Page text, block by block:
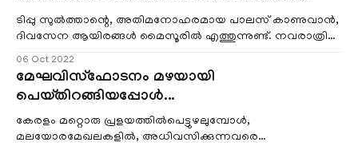
ടിപ്പു സുൽത്താന്റെ, അതിമനോഹരമായ പാലസ് കാണുവാൻ,
ദിവസേന ആയിരങ്ങൾ മൈസൂരിൽ എത്തുന്നുണ്ട്. നവരാത്രി
ആഘോഷസമയത്, ദീപാലങ്കാരങ്ങൾകൊണ്ട് ഈ പാലസ്
06 Oct 2022
മേഘവിസ്ഫോടനം മഴയായി
പെയ്തിറങ്ങിയപ്പോൾ...
കേരളം മറ്റൊരു പ്രളയത്തിൽപെട്ടുഴലുമ്പോൾ,
മലയോരമേഖലകളിൽ, അധിവസിക്കുന്നവരെ